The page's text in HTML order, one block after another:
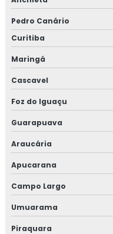
Pedro Canário
Curitiba
Maringá
Cascavel
Foz do Iguaçu
Guarapuava
Araucária
Apucarana
Campo Largo
Umuarama
Piraquara